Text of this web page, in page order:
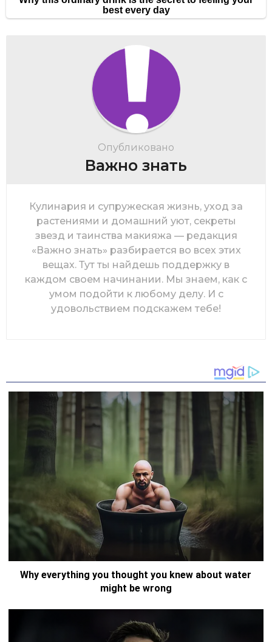
Опубликовано
Важно знать
Кулинария и супружеская жизнь, уход за
растениями и домашний уют, секреты
звезд и таинства макияжа — редакция
«Важно знать» разбирается во всех этих
вещах. Тут ты найдешь поддержку в
каждом своем начинании. Мы знаем, как с
умом подойти к любому делу. И с
удовольствием подскажем тебе!